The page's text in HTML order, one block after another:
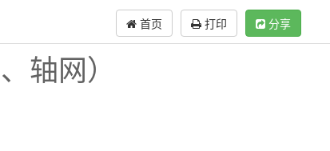
首页 打印 分享
轴网）